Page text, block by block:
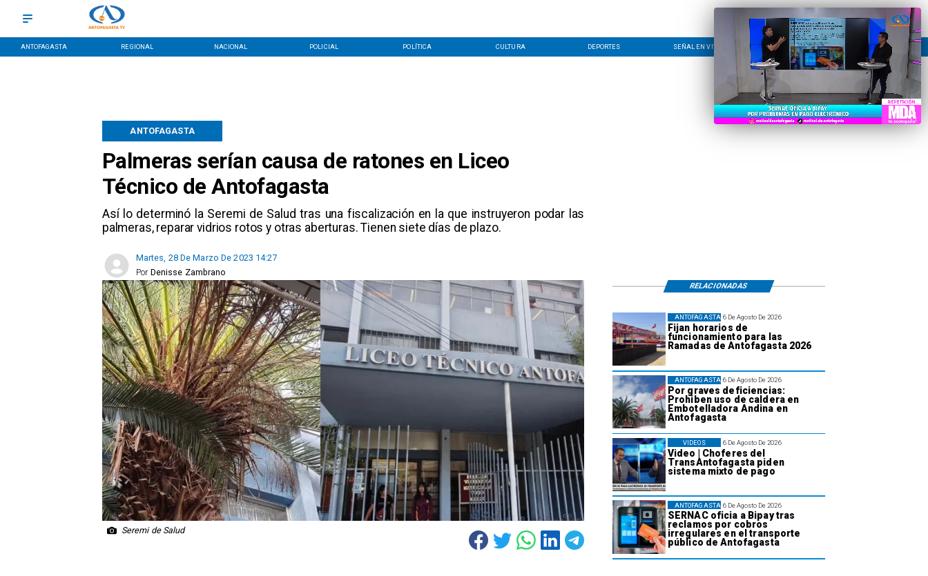
ANTOFAGASTA REGIONAL NACIONAL POLICIAL POLÍTICA CULTURA DEPORTES SEÑAL EN VIVO CONTACTO LÍNEA EDITORIAL
Palmeras serían causa de ratones en Liceo
Técnico de Antofagasta
Así lo determinó la Seremi de Salud tras una fiscalización en la que instruyeron podar las
palmeras, reparar vidrios rotos y otras aberturas. Tienen siete días de plazo.
ANTOFAGASTA
Martes, 28 De Marzo De 2023 14:27
Denisse Zambrano
Por
Seremi de Salud
6 De Agosto De 2026
Fijan horarios de
funcionamiento para las
Ramadas de Antofagasta 2026
ANTOFAGASTA
6 De Agosto De 2026
Por graves deficiencias:
Prohiben uso de caldera en
Embotelladora Andina en
Antofagasta
ANTOFAGASTA
6 De Agosto De 2026
Video | Choferes del
TransAntofagasta piden
sistema mixto de pago
VIDEOS
6 De Agosto De 2026
SERNAC oficia a Bipay tras
reclamos por cobros
irregulares en el transporte
público de Antofagasta
ANTOFAGASTA
RELACIONADAS